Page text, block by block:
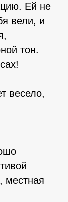
Ей не
вели, и
тон.
весело,
местная